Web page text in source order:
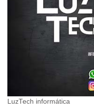
LuzTech informática